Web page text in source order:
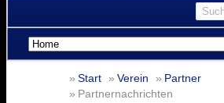
Navigation
überspringen
Start Verein
Partner
Partnernachrichten